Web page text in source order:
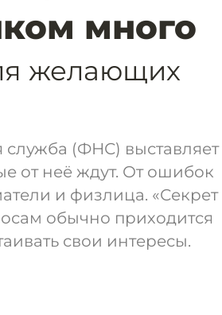
много
желающих
служба (ФНС) выставляет
от неё ждут. От ошибок
и физлица. «Секрет
обычно приходится
свои интересы.